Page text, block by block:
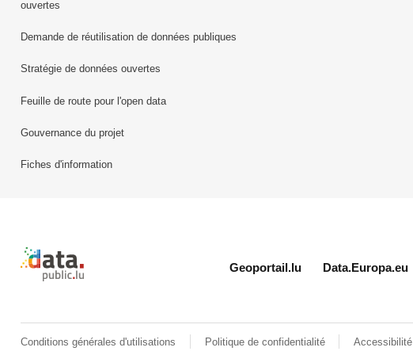
ouvertes
Demande de réutilisation de données publiques
Stratégie de données ouvertes
Feuille de route pour l'open data
Gouvernance du projet
Fiches d'information
Retour à l'accueil de data.public.lu
Geoportail.lu Data.Europa.eu
Conditions générales d'utilisations Politique de confidentialité Accessibilité